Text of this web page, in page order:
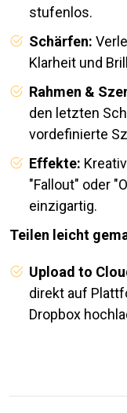
stufenlos.
Schärfen:
Klarheit und
Rahmen &
den letzten
vordefinierte
Effekte:
"Fallout" oder
einzigartig.
Teilen leicht
Upload to
direkt auf
Dropbox